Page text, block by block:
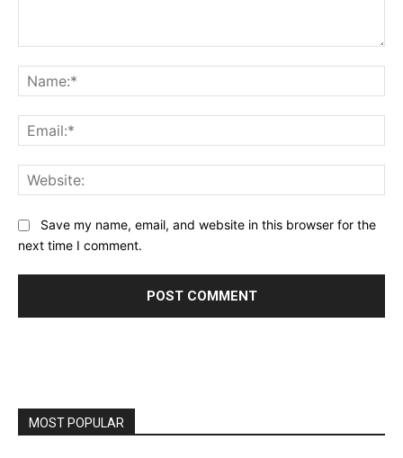
Save my name, email, and website in this browser for the
next time I comment.
MOST POPULAR